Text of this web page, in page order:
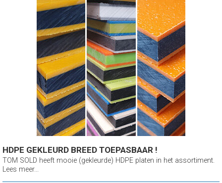
HDPE GEKLEURD BREED TOEPASBAAR !
TOM SOLD heeft mooie (gekleurde) HDPE platen in het assortiment.
Lees meer...